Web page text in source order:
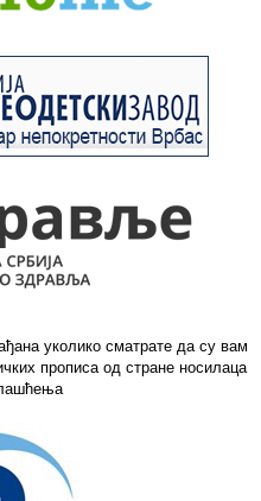
уколико сматрате да су вам
прописа од стране носилаца